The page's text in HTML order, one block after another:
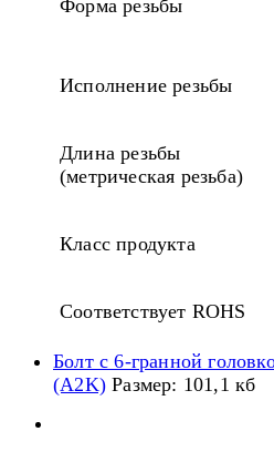
Форма резьбы
Исполнение резьбы
Длина резьбы
(метрическая резьба)
Класс продукта
Соответствует ROHS
Болт с 6-гранной
(A2K) Размер: 101,1 кб